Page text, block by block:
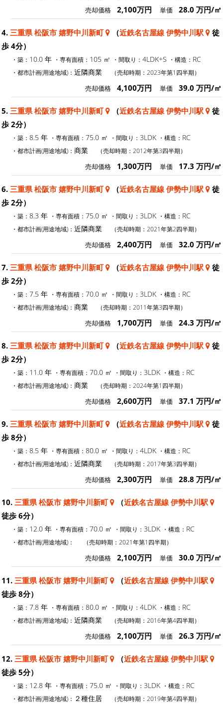
売却価格 2,100万円 単価 28.0 万円/㎡
4. 三重県 松阪市 嬉野中川新町 （近鉄名古屋線 伊勢中川駅
徒
歩 4分）
・築： 10.0 年 ・専有面積： 105 ㎡ ・間取り： 4LDK+S ・構造： RC
・都市計画(用途地域)： 近隣商業 （売却時期：2023年第1四半期）
売却価格 4,100万円 単価 39.0 万円/㎡
5. 三重県 松阪市 嬉野中川新町 （近鉄名古屋線 伊勢中川駅
徒
歩 2分）
・築： 8.5 年 ・専有面積： 75.0 ㎡ ・間取り： 3LDK ・構造： RC
・都市計画(用途地域)： 商業 （売却時期：2012年第3四半期）
売却価格 1,300万円 単価 17.3 万円/㎡
6. 三重県 松阪市 嬉野中川新町 （近鉄名古屋線 伊勢中川駅
徒
歩 2分）
・築： 8.3 年 ・専有面積： 75.0 ㎡ ・間取り： 3LDK ・構造： RC
・都市計画(用途地域)： 近隣商業 （売却時期：2021年第2四半期）
売却価格 2,400万円 単価 32.0 万円/㎡
7. 三重県 松阪市 嬉野中川新町 （近鉄名古屋線 伊勢中川駅
徒
歩 2分）
・築： 7.5 年 ・専有面積： 70.0 ㎡ ・間取り： 3LDK ・構造： RC
・都市計画(用途地域)： 商業 （売却時期：2011年第3四半期）
売却価格 1,700万円 単価 24.3 万円/㎡
8. 三重県 松阪市 嬉野中川新町 （近鉄名古屋線 伊勢中川駅
徒
歩 2分）
・築： 11.0 年 ・専有面積： 70.0 ㎡ ・間取り： 3LDK ・構造： RC
・都市計画(用途地域)： 商業 （売却時期：2024年第1四半期）
売却価格 2,600万円 単価 37.1 万円/㎡
9. 三重県 松阪市 嬉野中川新町 （近鉄名古屋線 伊勢中川駅
徒
歩 8分）
・築： 8.5 年 ・専有面積： 80.0 ㎡ ・間取り： 4LDK ・構造： RC
・都市計画(用途地域)： 近隣商業 （売却時期：2017年第3四半期）
売却価格 2,300万円 単価 28.8 万円/㎡
10. 三重県 松阪市 嬉野中川新町 （近鉄名古屋線 伊勢中川駅
徒歩 6分）
・築： 12.0 年 ・専有面積： 70.0 ㎡ ・間取り： 3LDK ・構造： RC
・都市計画(用途地域)： （売却時期：2021年第1四半期）
売却価格 2,100万円 単価 30.0 万円/㎡
11. 三重県 松阪市 嬉野中川新町 （近鉄名古屋線 伊勢中川駅
徒歩 8分）
・築： 7.8 年 ・専有面積： 80.0 ㎡ ・間取り： 4LDK ・構造： RC
・都市計画(用途地域)： 近隣商業 （売却時期：2016年第4四半期）
売却価格 2,100万円 単価 26.3 万円/㎡
12. 三重県 松阪市 嬉野中川新町 （近鉄名古屋線 伊勢中川駅
徒歩 5分）
・築： 12.8 年 ・専有面積： 75.0 ㎡ ・間取り： 3LDK ・構造： RC
・都市計画(用途地域)： ２種住居 （売却時期：2019年第4四半期）